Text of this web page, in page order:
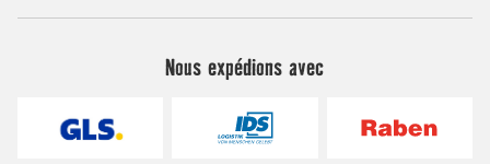
Nous expédions avec